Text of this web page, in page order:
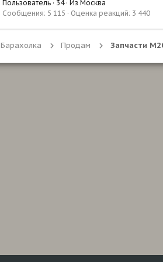
Пользователь · 34 · Из Москва
Сообщения 5 115 Оценка реакций 3 440
Барахолка Продам Запчасти